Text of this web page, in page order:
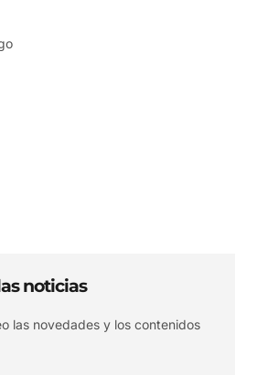
noticias
las novedades y los contenidos